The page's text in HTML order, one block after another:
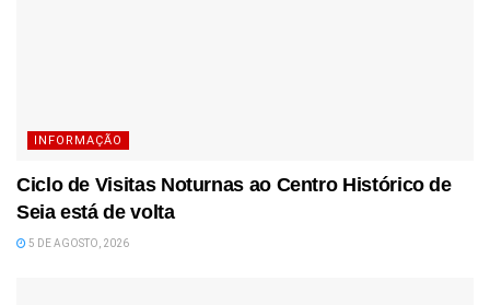
INFORMAÇÃO
Ciclo de Visitas Noturnas ao Centro Histórico de
Seia está de volta
5 DE AGOSTO, 2026